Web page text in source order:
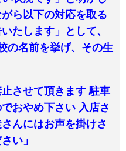
ら以下の対応を取る
たします」として、
の名前を挙げ、その生
止させて頂きます 駐車
おやめ下さい 入店さ
んにはお声を掛けさ
い」